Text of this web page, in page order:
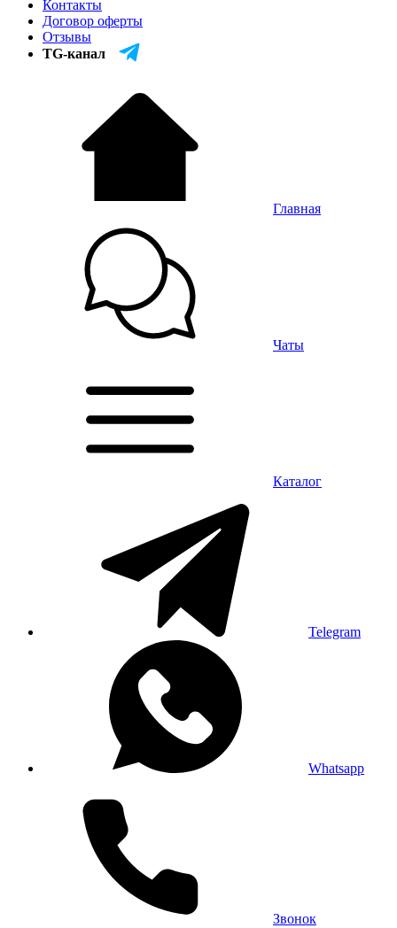
Контакты
Договор оферты
Отзывы
TG-канал
Главная
Чаты
Каталог
Telegram
Whatsapp
Звонок